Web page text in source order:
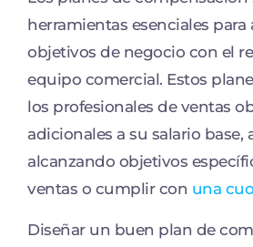
herramientas esenciales para
objetivos de negocio con el
equipo comercial. Estos
los profesionales de ventas
adicionales a su salario base,
alcanzando objetivos
ventas o cumplir con una
Diseñar un buen plan de